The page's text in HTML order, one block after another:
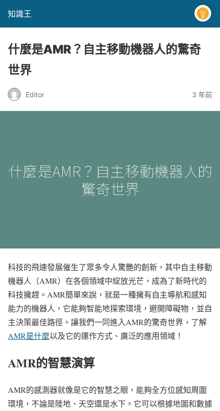
知識王
什麼是AMR？自主移動機器人的驚奇
世界
Editor 3 年前
科技的飛速發展催生了眾多令人驚艷的創新，其中自主移動
機器人（AMR）在各個領域中綻放光芒，成為了新時代的
科技擁趕。AMR簡單來說，就是一種擁有自主導航和感知
能力的機器人，它能夠智能地探索環境，避開障礙物，並自
主決策最佳路徑。讓我們一同進入AMR的驚奇世界，了解
AMR是什麼以及它的運作方式、廣泛的應用領域！
AMR的智慧演算
AMR的感測器就像是它的智慧之眼，能夠全方位感知周圍
環境，不論是陸地、天空還是水下。它可以根據地圖和數據